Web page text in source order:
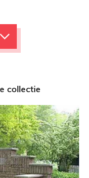
collectie